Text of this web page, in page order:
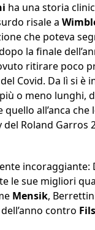
ha una storia
risale a
che poteva
la finale
ritirare poco
Covid. Da lì si è
o meno lunghi,
quello all’anca
Roland Garros
incoraggiante:
le sue migliori
Mensik,
contro Fils